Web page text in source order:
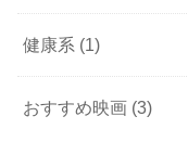
健康系 (1)
おすすめ映画 (3)